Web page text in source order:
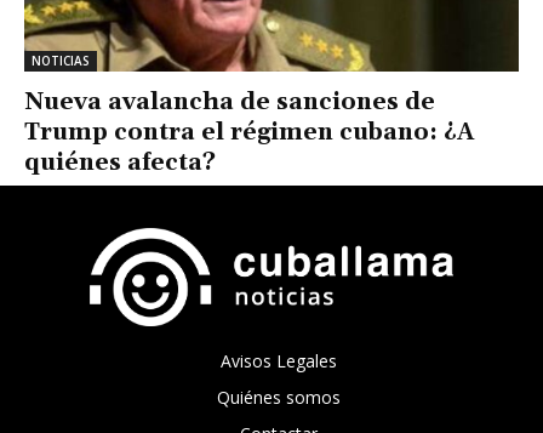
NOTICIAS
Nueva avalancha de sanciones de
Trump contra el régimen cubano: ¿A
quiénes afecta?
Avisos Legales
Quiénes somos